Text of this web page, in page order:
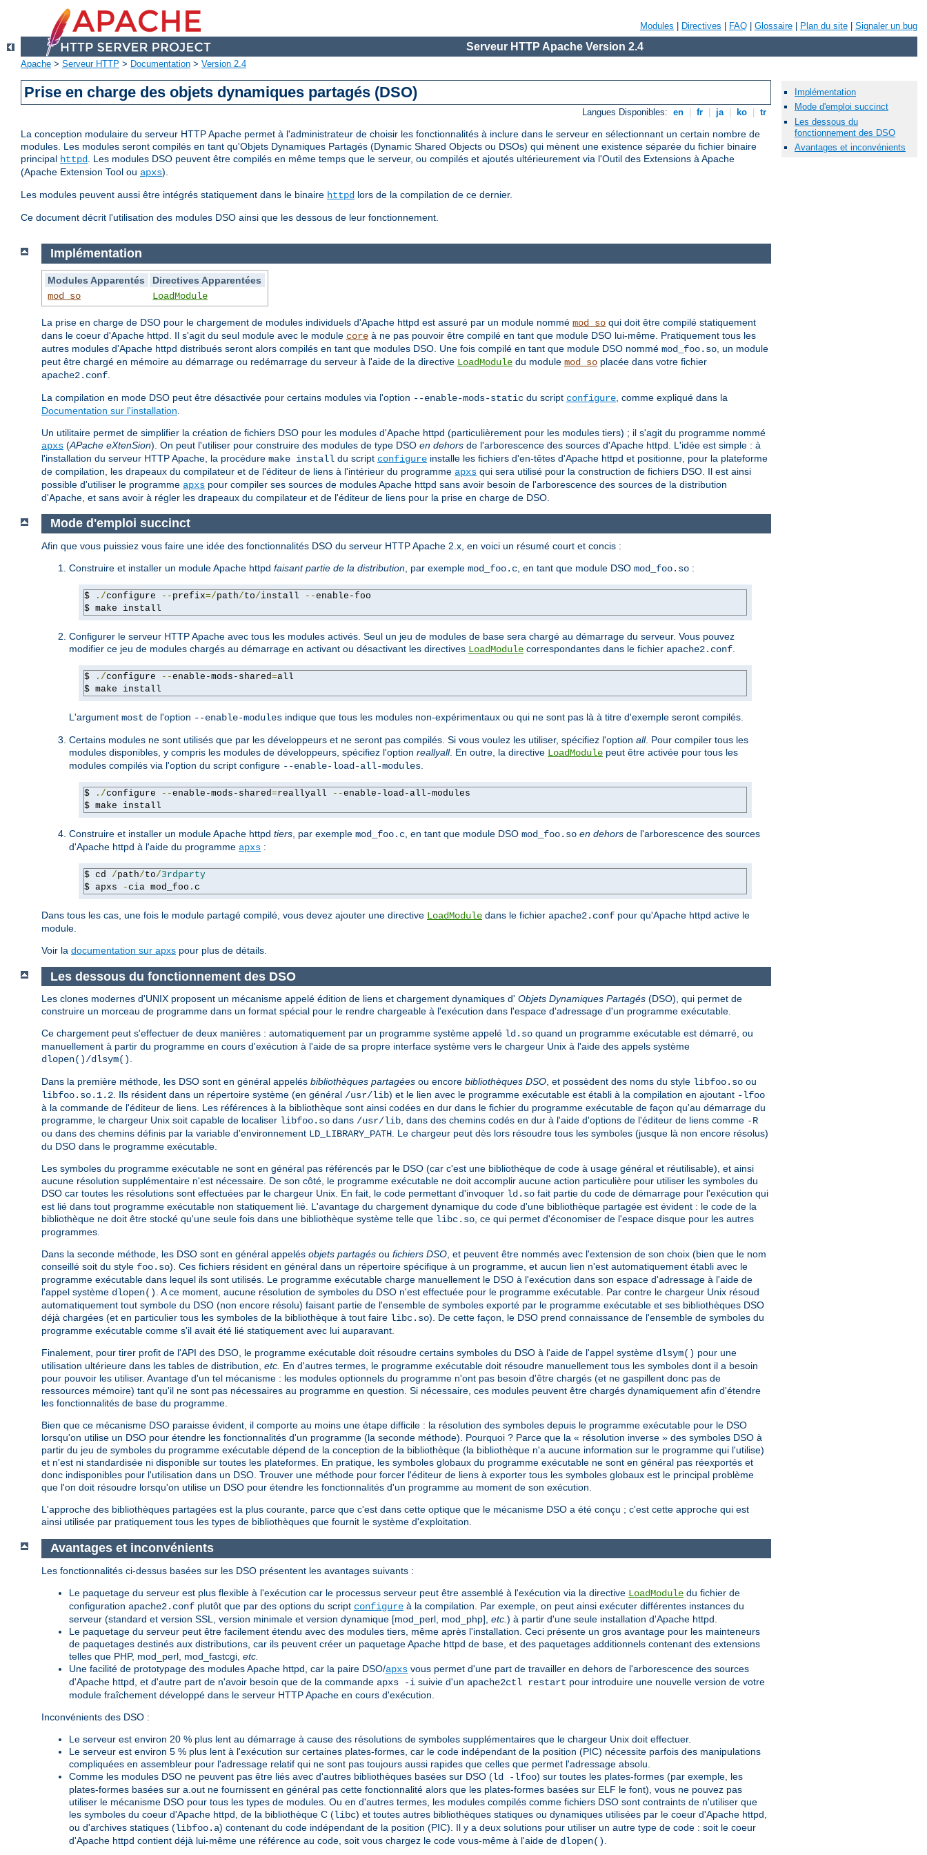
Modules Directives FAQ Glossaire Plan du site Signaler un bug
Serveur HTTP Apache Version 2.4
Apache > Serveur HTTP > Documentation > Version 2.4
Prise en charge des objets dynamiques partagés (DSO)
Langues Disponibles: en fr ja ko tr
La conception modulaire du serveur HTTP Apache permet à l'administrateur de choisir les fonctionnalités à inclure dans le serveur en sélectionnant un certain nombre de
modules. Les modules seront compilés en tant qu'Objets Dynamiques Partagés (Dynamic Shared Objects ou DSOs) qui mènent une existence séparée du fichier binaire
principal httpd. Les modules DSO peuvent être compilés en même temps que le serveur, ou compilés et ajoutés ultérieurement via l'Outil des Extensions à Apache
(Apache Extension Tool ou apxs).
Les modules peuvent aussi être intégrés statiquement dans le binaire httpd lors de la compilation de ce dernier.
Ce document décrit l'utilisation des modules DSO ainsi que les dessous de leur fonctionnement.
Implémentation
Modules Apparentés
Directives Apparentées
mod_so
LoadModule
La prise en charge de DSO pour le chargement de modules individuels d'Apache httpd est assuré par un module nommé mod_so qui doit être compilé statiquement
dans le coeur d'Apache httpd. Il s'agit du seul module avec le module core à ne pas pouvoir être compilé en tant que module DSO lui-même. Pratiquement tous les
autres modules d'Apache httpd distribués seront alors compilés en tant que modules DSO. Une fois compilé en tant que module DSO nommé mod_foo.so , un module
peut être chargé en mémoire au démarrage ou redémarrage du serveur à l'aide de la directive LoadModule du module mod_so placée dans votre fichier
apache2.conf
La compilation en mode DSO peut être désactivée pour certains modules via l'option --enable-mods-static du script configure , comme expliqué dans la
Documentation sur l'installation
Un utilitaire permet de simplifier la création de fichiers DSO pour les modules d'Apache httpd (particulièrement pour les modules tiers) ; il s'agit du programme nommé
apxs (APache eXtenSion). On peut l'utiliser pour construire des modules de type DSO en dehors de l'arborescence des sources d'Apache httpd. L'idée est simple : à
l'installation du serveur HTTP Apache, la procédure make install du script configure installe les fichiers d'en-têtes d'Apache httpd et positionne, pour la plateforme
de compilation, les drapeaux du compilateur et de l'éditeur de liens à l'intérieur du programme apxs qui sera utilisé pour la construction de fichiers DSO. Il est ainsi
possible d'utiliser le programme apxs pour compiler ses sources de modules Apache httpd sans avoir besoin de l'arborescence des sources de la distribution
d'Apache, et sans avoir à régler les drapeaux du compilateur et de l'éditeur de liens pour la prise en charge de DSO.
Mode d'emploi succinct
Afin que vous puissiez vous faire une idée des fonctionnalités DSO du serveur HTTP Apache 2.x, en voici un résumé court et concis :
Construire et installer un module Apache httpd faisant partie de la distribution , par exemple mod_foo.c , en tant que module DSO mod_foo.so :
$ ./configure -- prefix=/path/to/install --enable-foo
$ make install
Configurer le serveur HTTP Apache avec tous les modules activés. Seul un jeu de modules de base sera chargé au démarrage du serveur. Vous pouvez
modifier ce jeu de modules chargés au démarrage en activant ou désactivant les directives LoadModule correspondantes dans le fichier apache2.conf
$ ./configure --enable-mods-shared=all
$ make install
L'argument most de l'option --enable-modules indique que tous les modules non-expérimentaux ou qui ne sont pas là à titre d'exemple seront compilés.
Certains modules ne sont utilisés que par les développeurs et ne seront pas compilés. Si vous voulez les utiliser, spécifiez l'option all. Pour compiler tous les
modules disponibles, y compris les modules de développeurs, spécifiez l'option reallyall. En outre, la directive LoadModule peut être activée pour tous les
modules compilés via l'option du script configure --enable-load-all-modules
$ ./configure --enable-mods-shared=reallyall --enable-load-all-modules
$ make install
Construire et installer un module Apache httpd tiers , par exemple mod_foo.c , en tant que module DSO mod_foo.so en dehors de l'arborescence des sources
d'Apache httpd à l'aide du programme apxs :
$ cd /path/to/3rdparty
$ apxs
-cia mod_foo . c
Dans tous les cas, une fois le module partagé compilé, vous devez ajouter une directive LoadModule dans le fichier apache2.conf pour qu'Apache httpd active le
module.
Voir la documentation sur apxs pour plus de détails.
Les dessous du fonctionnement des DSO
Les clones modernes d'UNIX proposent un mécanisme appelé édition de liens et chargement dynamiques d' Objets Dynamiques Partagés (DSO), qui permet de
construire un morceau de programme dans un format spécial pour le rendre chargeable à l'exécution dans l'espace d'adressage d'un programme exécutable.
Ce chargement peut s'effectuer de deux manières : automatiquement par un programme système appelé ld.so quand un programme exécutable est démarré, ou
manuellement à partir du programme en cours d'exécution à l'aide de sa propre interface système vers le chargeur Unix à l'aide des appels système
dlopen()/dlsym().
Dans la première méthode, les DSO sont en général appelés bibliothèques partagées ou encore bibliothèques DSO, et possèdent des noms du style libfoo.so ou
libfoo.so.1.2. Ils résident dans un répertoire système (en général /usr/lib) et le lien avec le programme exécutable est établi à la compilation en ajoutant -lfoo
à la commande de l'éditeur de liens. Les références à la bibliothèque sont ainsi codées en dur dans le fichier du programme exécutable de façon qu'au démarrage du
programme, le chargeur Unix soit capable de localiser libfoo.so dans /usr/lib, dans des chemins codés en dur à l'aide d'options de l'éditeur de liens comme -R
ou dans des chemins définis par la variable d'environnement LD_LIBRARY_PATH. Le chargeur peut dès lors résoudre tous les symboles (jusque là non encore résolus)
du DSO dans le programme exécutable.
Les symboles du programme exécutable ne sont en général pas référencés par le DSO (car c'est une bibliothèque de code à usage général et réutilisable), et ainsi
aucune résolution supplémentaire n'est nécessaire. De son côté, le programme exécutable ne doit accomplir aucune action particulière pour utiliser les symboles du
DSO car toutes les résolutions sont effectuées par le chargeur Unix. En fait, le code permettant d'invoquer ld.so fait partie du code de démarrage pour l'exécution qui
est lié dans tout programme exécutable non statiquement lié. L'avantage du chargement dynamique du code d'une bibliothèque partagée est évident : le code de la
bibliothèque ne doit être stocké qu'une seule fois dans une bibliothèque système telle que libc.so, ce qui permet d'économiser de l'espace disque pour les autres
programmes.
Dans la seconde méthode, les DSO sont en général appelés objets partagés ou fichiers DSO, et peuvent être nommés avec l'extension de son choix (bien que le nom
conseillé soit du style foo.so). Ces fichiers résident en général dans un répertoire spécifique à un programme, et aucun lien n'est automatiquement établi avec le
programme exécutable dans lequel ils sont utilisés. Le programme exécutable charge manuellement le DSO à l'exécution dans son espace d'adressage à l'aide de
l'appel système dlopen(). A ce moment, aucune résolution de symboles du DSO n'est effectuée pour le programme exécutable. Par contre le chargeur Unix résoud
automatiquement tout symbole du DSO (non encore résolu) faisant partie de l'ensemble de symboles exporté par le programme exécutable et ses bibliothèques DSO
déjà chargées (et en particulier tous les symboles de la bibliothèque à tout faire libc.so). De cette façon, le DSO prend connaissance de l'ensemble de symboles du
programme exécutable comme s'il avait été lié statiquement avec lui auparavant.
Finalement, pour tirer profit de l'API des DSO, le programme exécutable doit résoudre certains symboles du DSO à l'aide de l'appel système dlsym() pour une
utilisation ultérieure dans les tables de distribution, etc. En d'autres termes, le programme exécutable doit résoudre manuellement tous les symboles dont il a besoin
pour pouvoir les utiliser. Avantage d'un tel mécanisme : les modules optionnels du programme n'ont pas besoin d'être chargés (et ne gaspillent donc pas de
ressources mémoire) tant qu'il ne sont pas nécessaires au programme en question. Si nécessaire, ces modules peuvent être chargés dynamiquement afin d'étendre
les fonctionnalités de base du programme.
Bien que ce mécanisme DSO paraisse évident, il comporte au moins une étape difficile : la résolution des symboles depuis le programme exécutable pour le DSO
lorsqu'on utilise un DSO pour étendre les fonctionnalités d'un programme (la seconde méthode). Pourquoi ? Parce que la « résolution inverse » des symboles DSO à
partir du jeu de symboles du programme exécutable dépend de la conception de la bibliothèque (la bibliothèque n'a aucune information sur le programme qui l'utilise)
et n'est ni standardisée ni disponible sur toutes les plateformes. En pratique, les symboles globaux du programme exécutable ne sont en général pas réexportés et
donc indisponibles pour l'utilisation dans un DSO. Trouver une méthode pour forcer l'éditeur de liens à exporter tous les symboles globaux est le principal problème
que l'on doit résoudre lorsqu'on utilise un DSO pour étendre les fonctionnalités d'un programme au moment de son exécution.
L'approche des bibliothèques partagées est la plus courante, parce que c'est dans cette optique que le mécanisme DSO a été conçu ; c'est cette approche qui est
ainsi utilisée par pratiquement tous les types de bibliothèques que fournit le système d'exploitation.
Avantages et inconvénients
Les fonctionnalités ci-dessus basées sur les DSO présentent les avantages suivants :
Le paquetage du serveur est plus flexible à l'exécution car le processus serveur peut être assemblé à l'exécution via la directive LoadModule du fichier de
configuration apache2.conf plutôt que par des options du script configure à la compilation. Par exemple, on peut ainsi exécuter différentes instances du
serveur (standard et version SSL, version minimale et version dynamique [mod_perl, mod_php], etc. ) à partir d'une seule installation d'Apache httpd.
Le paquetage du serveur peut être facilement étendu avec des modules tiers, même après l'installation. Ceci présente un gros avantage pour les mainteneurs
de paquetages destinés aux distributions, car ils peuvent créer un paquetage Apache httpd de base, et des paquetages additionnels contenant des extensions
telles que PHP, mod_perl, mod_fastcgi, etc.
Une facilité de prototypage des modules Apache httpd, car la paire DSO/apxs vous permet d'une part de travailler en dehors de l'arborescence des sources
d'Apache httpd, et d'autre part de n'avoir besoin que de la commande apxs -i suivie d'un apache2ctl restart pour introduire une nouvelle version de votre
module fraîchement développé dans le serveur HTTP Apache en cours d'exécution.
Inconvénients des DSO :
Le serveur est environ 20 % plus lent au démarrage à cause des résolutions de symboles supplémentaires que le chargeur Unix doit effectuer.
Le serveur est environ 5 % plus lent à l'exécution sur certaines plates-formes, car le code indépendant de la position (PIC) nécessite parfois des manipulations
compliquées en assembleur pour l'adressage relatif qui ne sont pas toujours aussi rapides que celles que permet l'adressage absolu.
Comme les modules DSO ne peuvent pas être liés avec d'autres bibliothèques basées sur DSO (ld -lfoo) sur toutes les plates-formes (par exemple, les
plates-formes basées sur a.out ne fournissent en général pas cette fonctionnalité alors que les plates-formes basées sur ELF le font), vous ne pouvez pas
utiliser le mécanisme DSO pour tous les types de modules. Ou en d'autres termes, les modules compilés comme fichiers DSO sont contraints de n'utiliser que
les symboles du coeur d'Apache httpd, de la bibliothèque C (libc) et toutes autres bibliothèques statiques ou dynamiques utilisées par le coeur d'Apache httpd,
ou d'archives statiques (libfoo.a) contenant du code indépendant de la position (PIC). Il y a deux solutions pour utiliser un autre type de code : soit le coeur
d'Apache httpd contient déjà lui-même une référence au code, soit vous chargez le code vous-même à l'aide de dlopen()
Implémentation
Mode d'emploi succinct
Les dessous du
fonctionnement des DSO
Avantages et inconvénients